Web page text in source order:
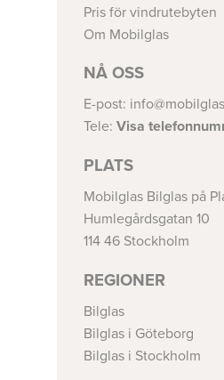
Pris för vindrutebyten
Om Mobilglas
NÅ OSS
E-post:
Tele: Visa
PLATS
Mobilglas Bilglas på
Humlegårdsgatan 10
114 46 Stockholm
REGIONER
Bilglas
Bilglas i Göteborg
Bilglas i Stockholm